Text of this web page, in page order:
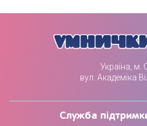
Україна, м.
вул. Академіка
Служба